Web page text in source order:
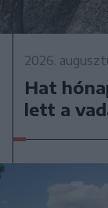
2026.
Hat
lett a